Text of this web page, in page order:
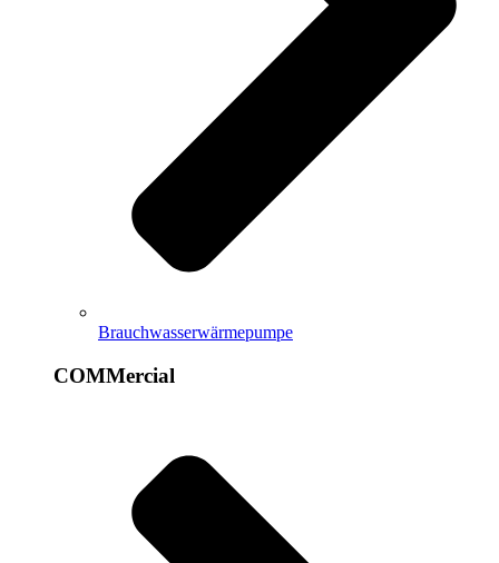
Brauchwasserwärmepumpe
COMMercial